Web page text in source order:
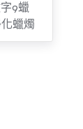
9蠟
蠟燭